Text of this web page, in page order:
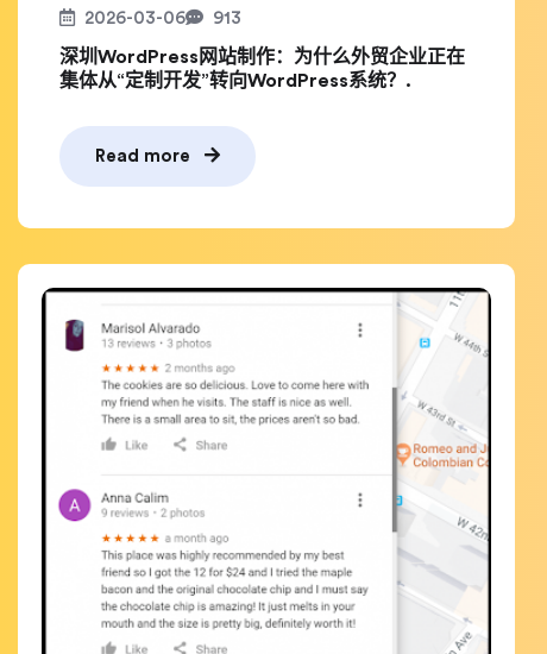
2026-03-06 913
深圳WordPress网站制作：为什么外贸企业正在
集体从“定制开发”转向WordPress系统？.
Read more